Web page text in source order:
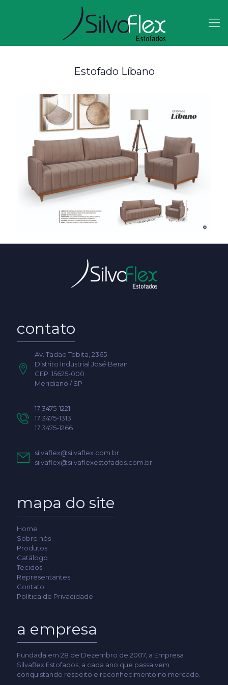
Estofado Líbano
contato
Av. Tadao Tobita, 2365
Distrito Industrial José Beran
CEP: 15625-000
Meridiano / SP
17 3475-1221
17 3475-1313
17 3475-1266
silvaflex@silvaflex.com.br
silvaflex@silvaflexestofados.com.br
mapa do site
Home
Sobre nós
Produtos
Catálogo
Tecidos
Representantes
Contato
Política de Privacidade
a empresa
Fundada em 28 de Dezembro de 2007, a Empresa
Silvaflex Estofados, a cada ano que passa vem
conquistando respeito e reconhecimento no mercado.